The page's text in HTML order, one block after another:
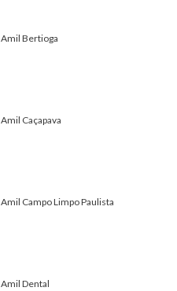
Amil Bertioga
Amil Caçapava
Amil Campo Limpo Paulista
Amil Dental